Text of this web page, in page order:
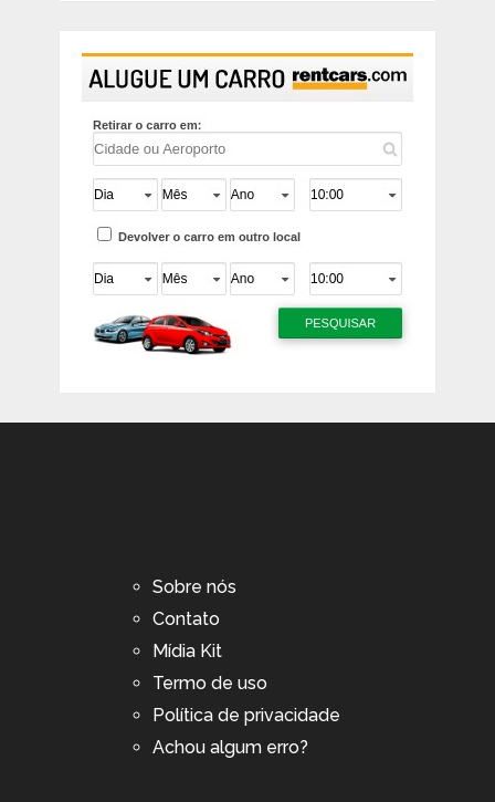
Sobre nós
Contato
Mídia Kit
Termo de uso
Política de privacidade
Achou algum erro?